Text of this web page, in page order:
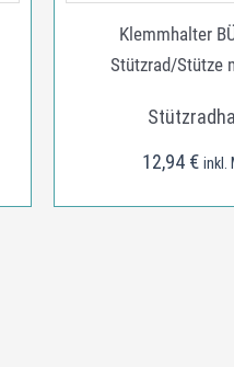
Klemmhalter
Stützrad/Stütze
12,94 € inkl.